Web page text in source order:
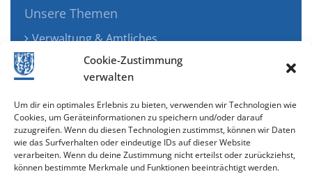
Cookie-Zustimmung
verwalten
Um dir ein optimales Erlebnis zu bieten, verwenden wir Technologien wie
Cookies, um Geräteinformationen zu speichern und/oder darauf
zuzugreifen. Wenn du diesen Technologien zustimmst, können wir Daten
wie das Surfverhalten oder eindeutige IDs auf dieser Website
verarbeiten. Wenn du deine Zustimmung nicht erteilst oder zurückziehst,
können bestimmte Merkmale und Funktionen beeinträchtigt werden.
Unsere Themen
Verwaltung & Amtliches
Jugend, Familie & Gesundheit
Tourismus, Freizeit & Ökologie
Wirtschaft & Verkehr
Senioren & Inklusion